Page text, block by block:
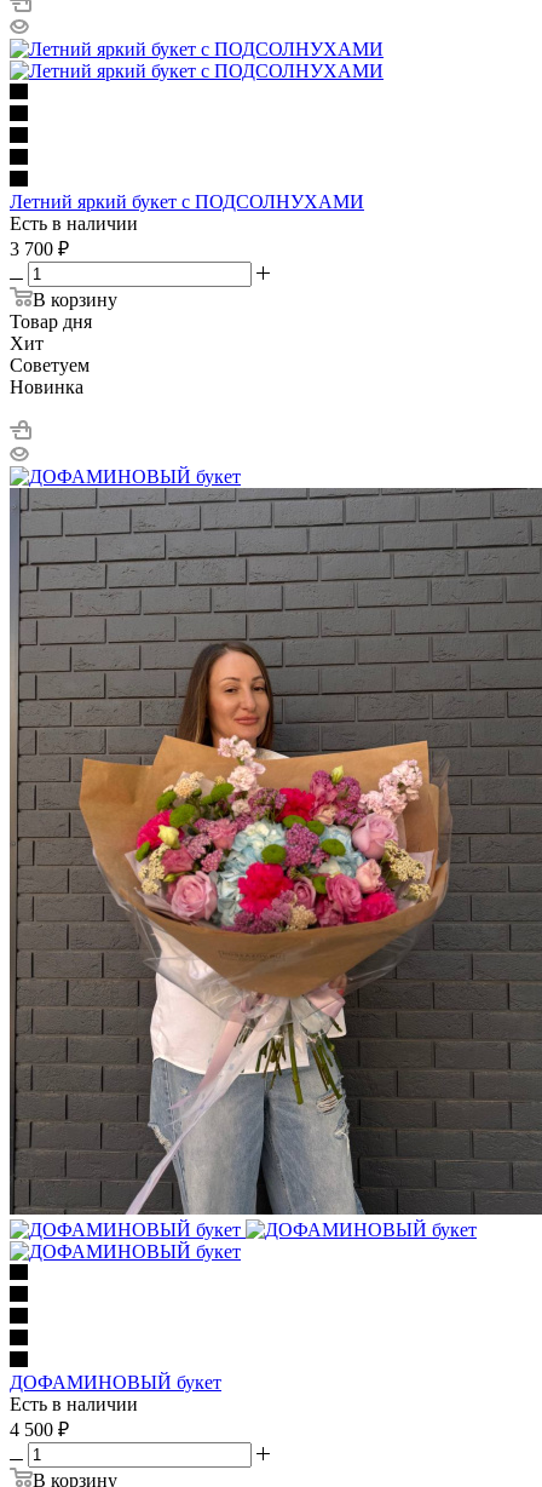
Летний яркий букет с ПОДСОЛНУХАМИ
Есть в наличии
3 700 ₽
В корзину
Товар дня
Хит
Советуем
Новинка
ДОФАМИНОВЫЙ букет
Есть в наличии
4 500 ₽
В корзину